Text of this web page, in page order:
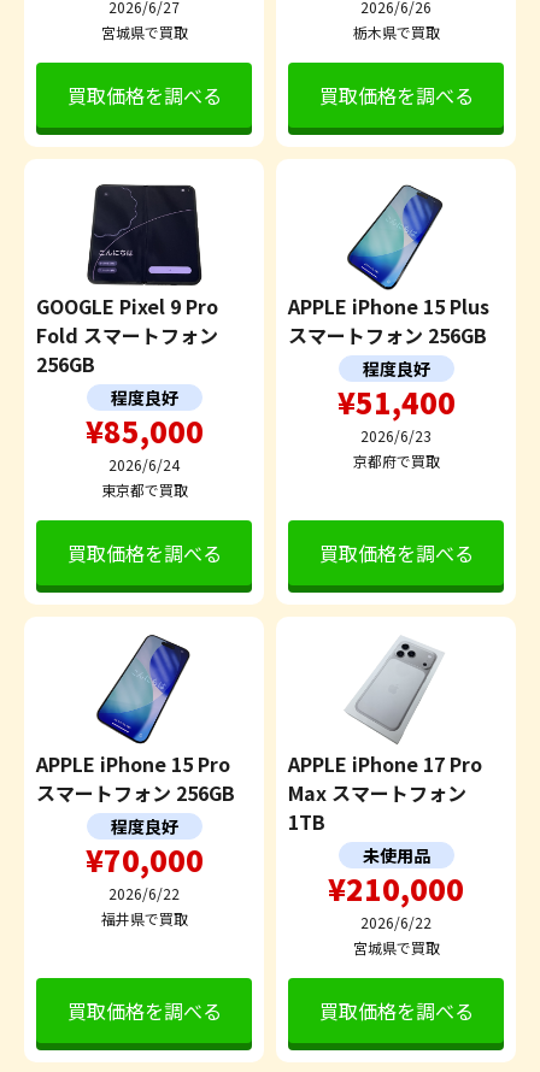
2026/6/27
宮城県で買取
買取価格を調べる
2026/6/26
栃木県で買取
買取価格を調べる
GOOGLE Pixel 9 Pro
Fold スマートフォン
256GB
程度良好
¥85,000
2026/6/24
東京都で買取
買取価格を調べる
APPLE iPhone 15 Plus
スマートフォン 256GB
程度良好
¥51,400
2026/6/23
京都府で買取
買取価格を調べる
APPLE iPhone 15 Pro
スマートフォン 256GB
程度良好
¥70,000
2026/6/22
福井県で買取
買取価格を調べる
APPLE iPhone 17 Pro
Max スマートフォン
1TB
未使用品
¥210,000
2026/6/22
宮城県で買取
買取価格を調べる